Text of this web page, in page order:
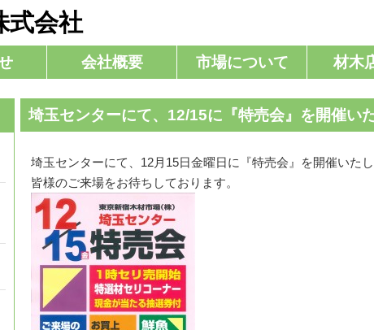
式会社
会社概要 市場について 材木
埼玉センターにて、12/15に『特売会』を開催いた
埼玉センターにて、12月15日金曜日に『特売会』を開催いたし
皆様のご来場をお待ちしております。